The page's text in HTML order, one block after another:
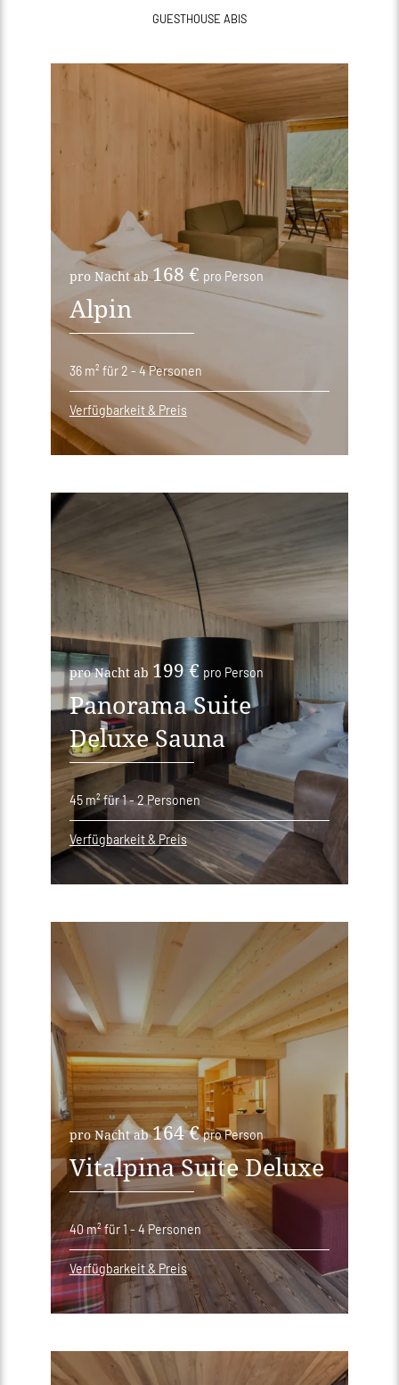
GUESTHOUSE ABIS
pro Nacht ab168 € pro Person
Alpin
36 m² für 2 - 4 Personen
Verfügbarkeit & Preis
pro Nacht ab 199 € pro Person
Panorama Suite
Deluxe Sauna
45 m²für 1 - 2 Personen
Verfügbarkeit & Preis
pro Nacht ab164 € pro Person
Vitalpina Suite Deluxe
40 m²für 1 - 4 Personen
Verfügbarkeit & Preis